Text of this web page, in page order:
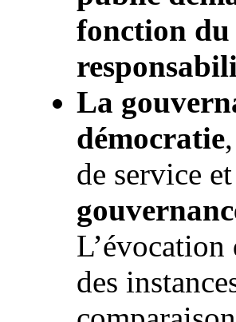
fonction
La
démocratie
de service
L’évocation
des